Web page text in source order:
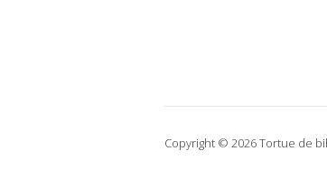
Copyright © 2026 Tortue de